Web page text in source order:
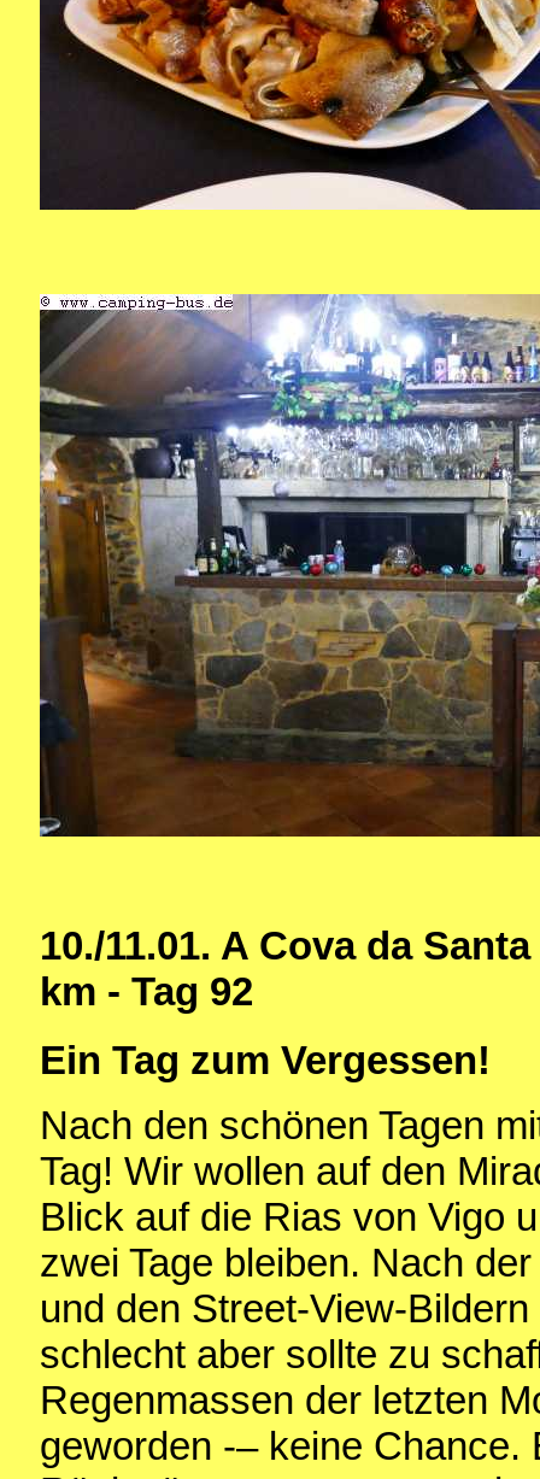
10./11.01. A Cova da
km - Tag 92
Ein Tag zum Vergessen!
Nach den schönen Tagen
Tag! Wir wollen auf den
Blick auf die Rias von Vigo
zwei Tage bleiben. Nach
und den Street-View-
schlecht aber sollte zu
Regenmassen der letzten
geworden -– keine Chance.